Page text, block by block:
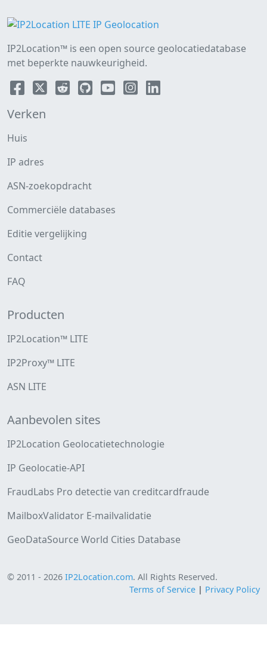
IP2Location™ is een open source geolocatiedatabase
met beperkte nauwkeurigheid.
Verken
Huis
IP adres
ASN-zoekopdracht
Commerciële databases
Editie vergelijking
Contact
FAQ
Producten
IP2Location™ LITE
IP2Proxy™ LITE
ASN LITE
Aanbevolen sites
IP2Location Geolocatietechnologie
IP Geolocatie-API
FraudLabs Pro detectie van creditcardfraude
MailboxValidator E-mailvalidatie
GeoDataSource World Cities Database
© 2011 - 2026 IP2Location.com. All Rights Reserved.
Terms of Service | Privacy Policy